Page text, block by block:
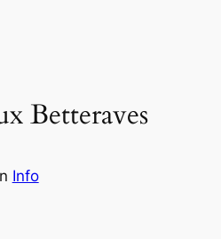
Betteraves
Info